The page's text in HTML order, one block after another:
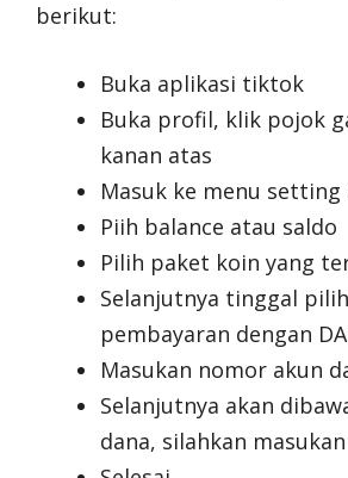
berikut:
Buka aplikasi tiktok
Buka profil, klik pojok
kanan atas
Masuk ke menu setting
Piih balance atau saldo
Pilih paket koin yang
Selanjutnya tinggal
pembayaran dengan
Masukan nomor akun
Selanjutnya akan
dana, silahkan